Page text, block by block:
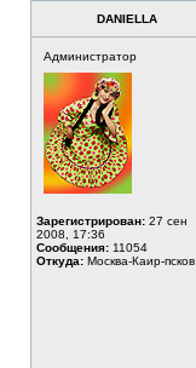
DANIELLA
Администратор
Зарегистрирован: 27 сен
2008, 17:36
Сообщения: 11054
Откуда: Москва-Каир-псков